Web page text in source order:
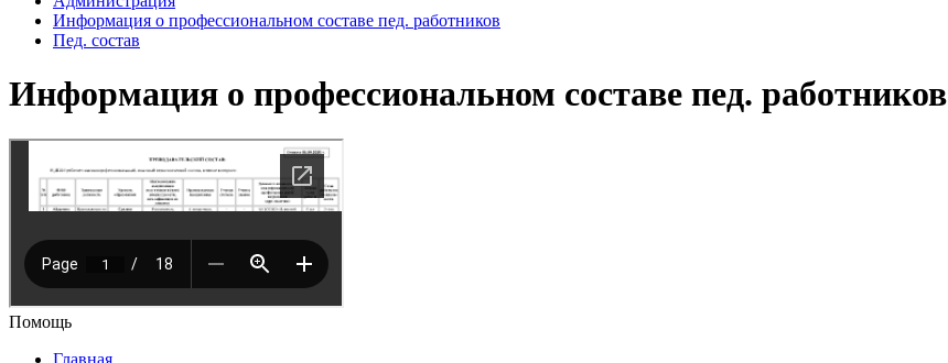
Информация о профессиональном составе пед. работников
Пед. состав
Информация о профессиональном составе пед. работников
Помощь
Главная